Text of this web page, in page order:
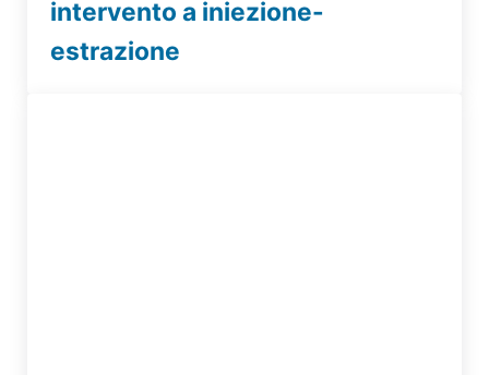
intervento a iniezione-
estrazione